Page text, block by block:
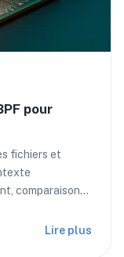
pour
fichiers et
comparaison
Lire plus